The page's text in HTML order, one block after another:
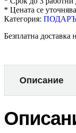
* Цената се
Категория:
Безплатна доставка
Описание